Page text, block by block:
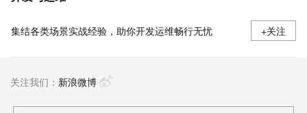
集结各类场景实战经验，助你开发运维畅行无忧 +关注
关注我们： 新浪微博